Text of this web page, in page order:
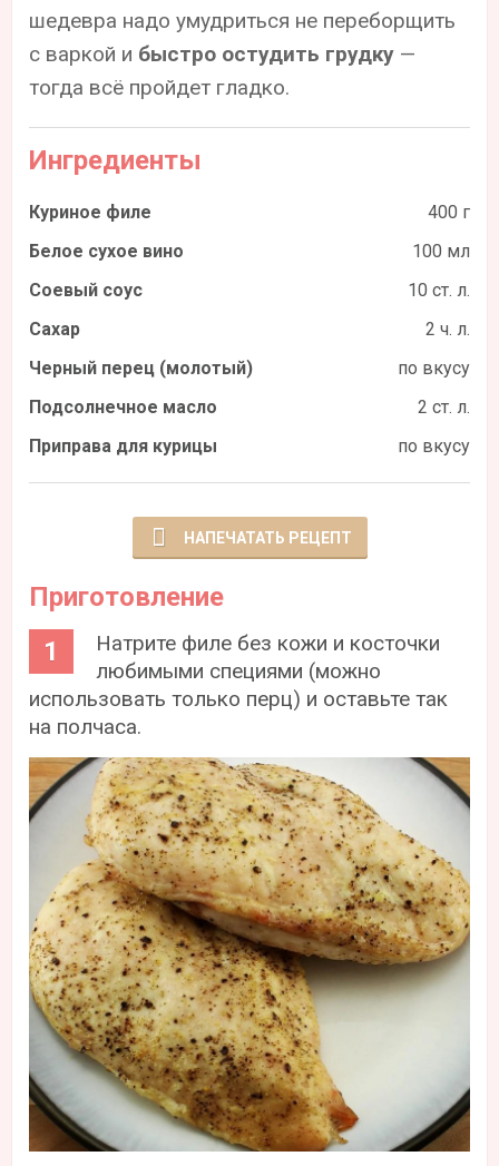
шедевра надо умудриться не переборщить
с варкой и быстро остудить грудку —
тогда всё пройдет гладко.
Ингредиенты
Куриное филе
400 г
Белое сухое вино
100 мл
Соевый соус
10 ст. л.
Сахар
2 ч. л.
Черный перец (молотый)
по вкусу
Подсолнечное масло
2 ст. л.
Приправа для курицы
по вкусу
НАПЕЧАТАТЬ РЕЦЕПТ
Приготовление
Натрите филе без кожи и косточки
любимыми специями (можно
использовать только перц) и оставьте так
на полчаса.